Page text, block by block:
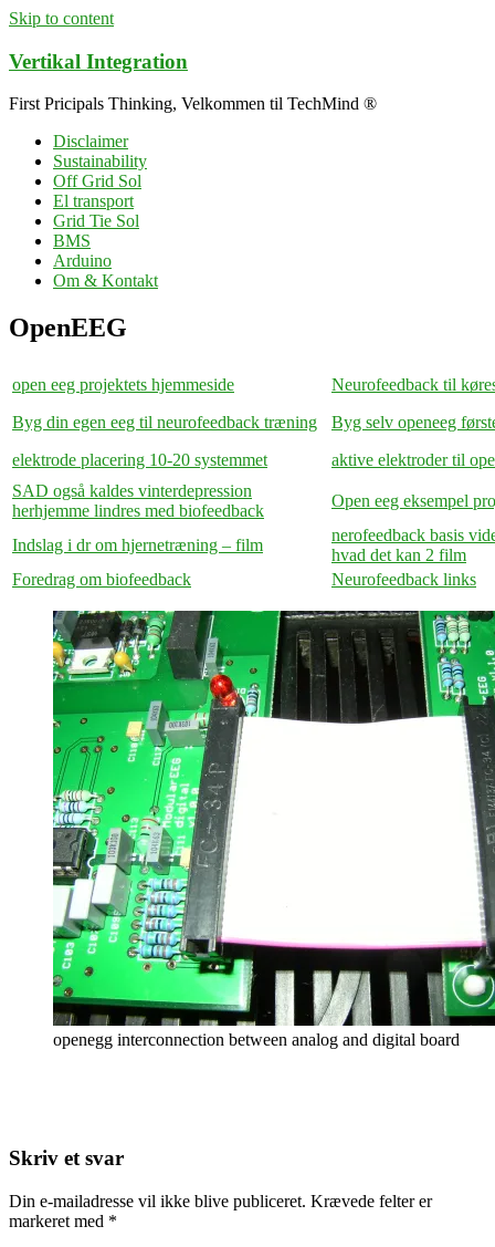
Skip to content
Vertikal Integration
First Pricipals Thinking, Velkommen til TechMind ®
Disclaimer
Sustainability
Off Grid Sol
El transport
Grid Tie Sol
BMS
Arduino
Om & Kontakt
OpenEEG
open eeg projektets hjemmeside
Neurofeedback til
Byg din egen eeg til neurofeedback træning
Byg selv openeeg
elektrode placering 10-20 systemmet
aktive elektroder til
SAD også kaldes vinterdepression
herhjemme lindres med biofeedback
Open eeg eksempel
Indslag i dr om hjernetræning – film
nerofeedback basis
hvad det kan 2 film
Foredrag om biofeedback
Neurofeedback links
openegg interconnection between analog and digital board
Skriv et svar
Din e-mailadresse vil ikke blive publiceret. Krævede felter er
markeret med *